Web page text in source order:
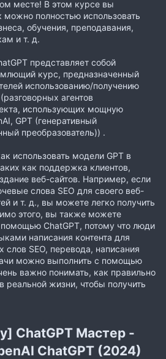
месте! В этом курсе вы
можно полностью использовать
обучения, преподавания,
и т. д.
представляет собой
курс, предназначенный
использованию/получению
агентов
использующих мощную
GPT (генеративный
преобразователь)) .
использовать модели GPT в
как поддержка клиентов,
веб-сайтов. Например, если
слова SEO для своего веб-
и т. д., вы можете легко получить
этого, вы также можете
помощью ChatGPT, потому что люди
написания контента для
слов SEO, перевода, написания
можно выполнить с помощью
важно понимать, как правильно
реальной жизни, чтобы получить
ChatGPT Мастер -
ChatGPT (2024)